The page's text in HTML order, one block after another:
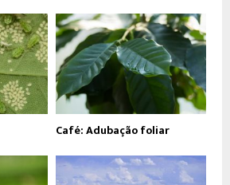
Café: Adubação foliar